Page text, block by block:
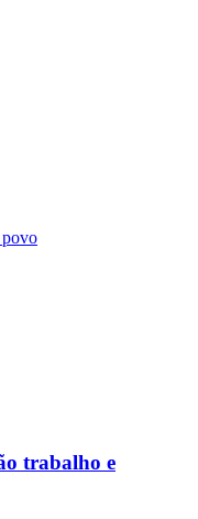
trabalho e